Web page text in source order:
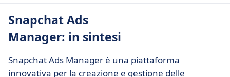
Snapchat Ads
Manager: in sintesi
Snapchat Ads Manager è una piattaforma
innovativa per la creazione e gestione delle